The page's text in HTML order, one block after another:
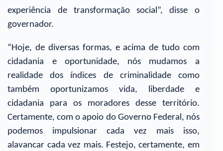
experiência de transformação social”, disse o
governador.
“Hoje, de diversas formas, e acima de tudo com
cidadania e oportunidade, nós mudamos a
realidade dos índices de criminalidade como
também oportunizamos vida, liberdade e
cidadania para os moradores desse território.
Certamente, com o apoio do Governo Federal, nós
podemos impulsionar cada vez mais isso,
alavancar cada vez mais. Festejo, certamente, em